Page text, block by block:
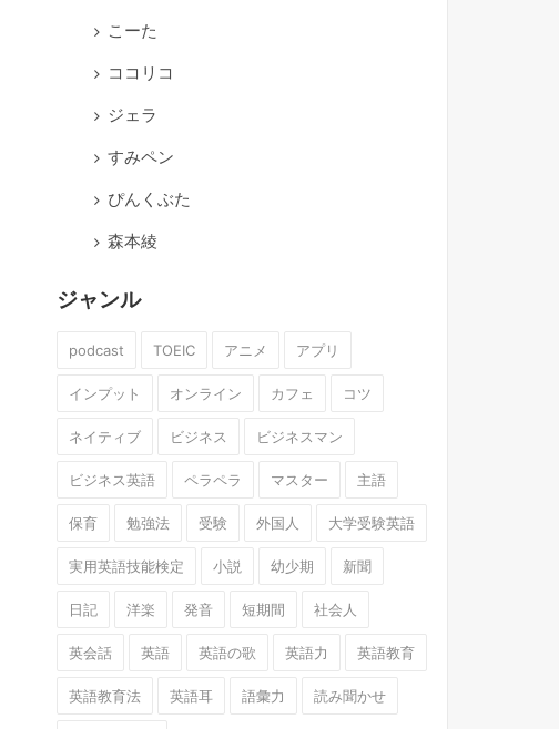
こーた
ココリコ
ジェラ
すみペン
ぴんくぶた
森本綾
ジャンル
podcast TOEIC アニメ アプリ
インプット オンライン カフェ コツ
ネイティブ ビジネス ビジネスマン
ビジネス英語 ペラペラ マスター 主語
保育 勉強法 受験 外国人 大学受験英語
実用英語技能検定 小説 幼少期 新聞
日記 洋楽 発音 短期間 社会人
英会話 英語 英語の歌 英語力 英語教育
英語教育法 英語耳 語彙力 読み聞かせ